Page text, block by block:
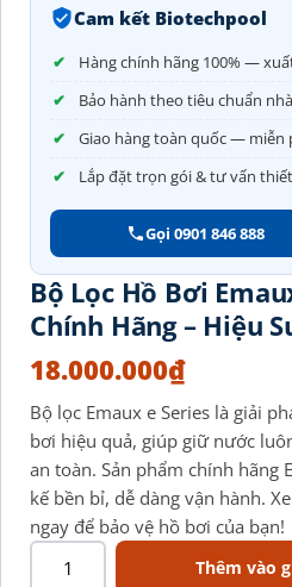
Cam kết Biotechpool
Hàng chính hãng 100% —
Bảo hành theo tiêu chuẩn
Giao hàng toàn quốc — miễn
Lắp đặt trọn gói & tư vấn
Gọi 0901 846 888
Bộ Lọc Hồ Bơi
Chính Hãng – Hiệu
18.000.000₫
Bộ lọc Emaux e Series là giải
bơi hiệu quả, giúp giữ nước
an toàn. Sản phẩm chính hãng
kế bền bỉ, dễ dàng vận hành.
ngay để bảo vệ hồ bơi của bạn!
Thêm vào